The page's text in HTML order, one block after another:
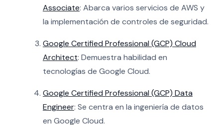
Associate: Abarca varios servicios de AWS y
la implementación de controles de seguridad.
Google Certified Professional (GCP) Cloud
Architect: Demuestra habilidad en
tecnologías de Google Cloud.
Google Certified Professional (GCP) Data
Engineer: Se centra en la ingeniería de datos
en Google Cloud.